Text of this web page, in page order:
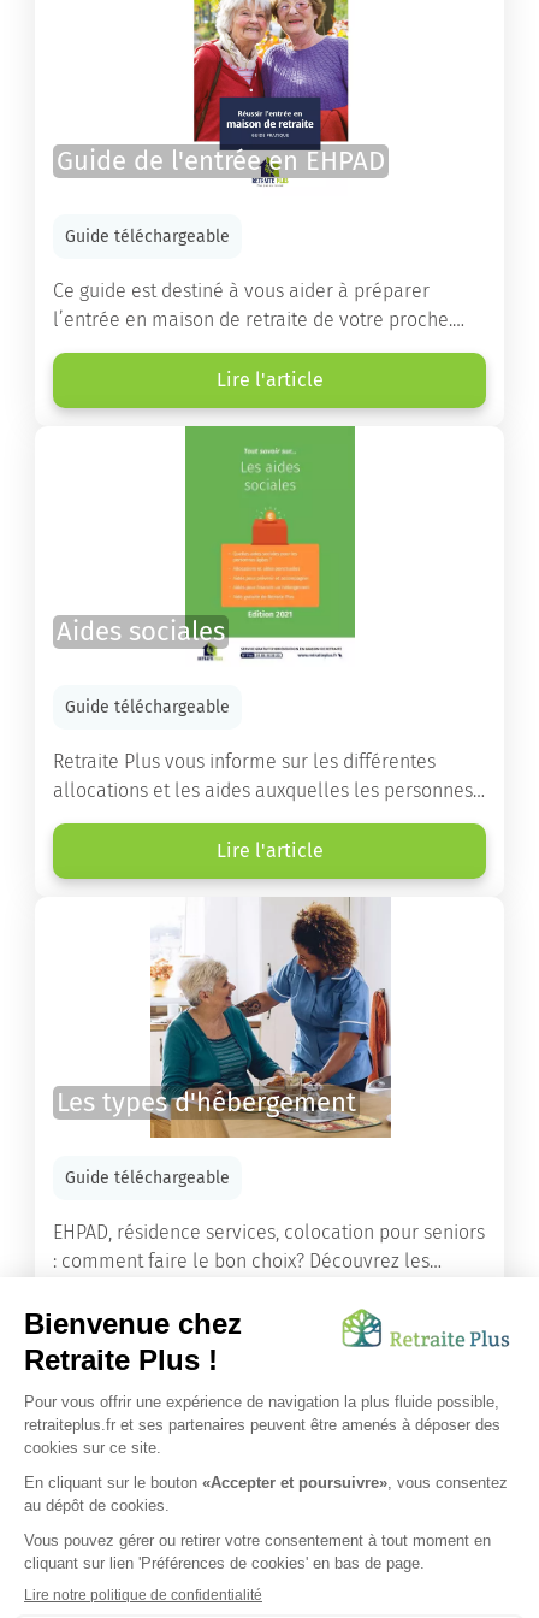
Guide de l'entrée en EHPAD
Guide téléchargeable
Ce guide est destiné à vous aider à préparer
l’entrée en maison de retraite de votre proche.
Vous y trouverez un panorama des différents types
d’établissements ainsi que des conseils pratiques
destinés à orienter les familles et à leur faciliter
Lire l'article
Aides sociales
Guide téléchargeable
Retraite Plus vous informe sur les différentes
allocations et les aides auxquelles les personnes
âgées ont droit pour financer un séjour en maison
de retraite ou un maintien à domicile.
Lire l'article
Les types d'hébergement
Guide téléchargeable
EHPAD, résidence services, colocation pour seniors
: comment faire le bon choix? Découvrez les
ainés.
Lire l'article
Vous avez besoin d’une aide de nos équipes ?
Obtenir les tarifs & disponibilités